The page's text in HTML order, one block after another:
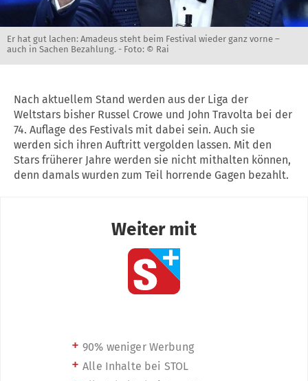
Er hat gut lachen: Amadeus steht beim Festival wieder ganz vorne –
auch in Sachen Bezahlung. - Foto: © Rai
Nach aktuellem Stand werden aus der Liga der
Weltstars bisher Russel Crowe und John Travolta bei der
74. Auflage des Festivals mit dabei sein. Auch sie
werden sich ihren Auftritt vergolden lassen. Mit den
Stars früherer Jahre werden sie nicht mithalten können,
denn damals wurden zum Teil horrende Gagen bezahlt.